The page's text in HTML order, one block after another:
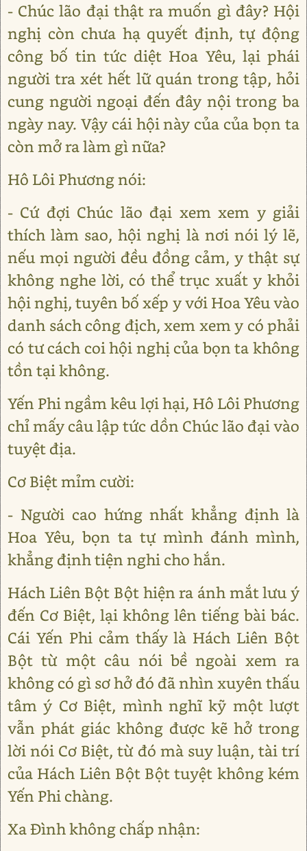
- Chúc lão đại thật ra muốn gì đây? Hội
nghị còn chưa hạ quyết định, tự động
công bố tin tức diệt Hoa Yêu, lại phái
người tra xét hết lữ quán trong tập, hỏi
cung người ngoại đến đây nội trong ba
ngày nay. Vậy cái hội này của của bọn ta
còn mở ra làm gì nữa?
Hô Lôi Phương nói:
- Cứ đợi Chúc lão đại xem xem y giải
thích làm sao, hội nghị là nơi nói lý lẽ,
nếu mọi người đều đồng cảm, y thật sự
không nghe lời, có thể trục xuất y khỏi
hội nghị, tuyên bố xếp y với Hoa Yêu vào
danh sách công địch, xem xem y có phải
có tư cách coi hội nghị của bọn ta không
tồn tại không.
Yến Phi ngầm kêu lợi hại, Hô Lôi Phương
chỉ mấy câu lập tức dồn Chúc lão đại vào
tuyệt địa.
Cơ Biệt mỉm cười:
- Người cao hứng nhất khẳng định là
Hoa Yêu, bọn ta tự mình đánh mình,
khẳng định tiện nghi cho hắn.
Hách Liên Bột Bột hiện ra ánh mắt lưu ý
đến Cơ Biệt, lại không lên tiếng bài bác.
Cái Yến Phi cảm thấy là Hách Liên Bột
Bột từ một câu nói bề ngoài xem ra
không có gì sơ hở đó đã nhìn xuyên thấu
tâm ý Cơ Biệt, mình nghĩ kỹ một lượt
vẫn phát giác không được kẽ hở trong
lời nói Cơ Biệt, từ đó mà suy luận, tài trí
của Hách Liên Bột Bột tuyệt không kém
Yến Phi chàng.
Xa Đình không chấp nhận: